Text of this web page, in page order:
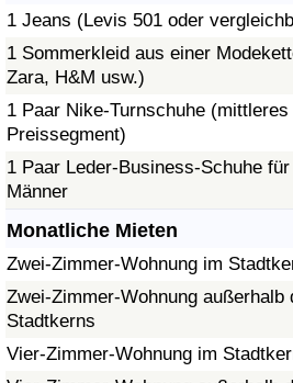
1 Jeans (Levis 501 oder
1 Sommerkleid aus einer
Zara, H&M usw.)
1 Paar Nike-Turnschuhe (mittleres
Preissegment)
1 Paar Leder-Business-Schuhe für
Männer
Monatliche Mieten
Zwei-Zimmer-Wohnung im
Zwei-Zimmer-Wohnung außerhalb
Stadtkerns
Vier-Zimmer-Wohnung im